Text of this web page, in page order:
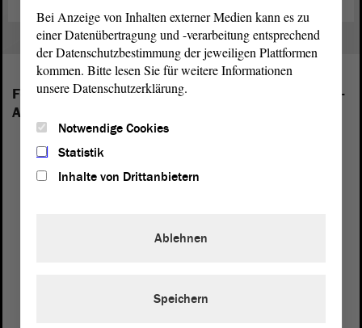
Folgende Fraktionen sind im Landtag von Sachsen-
Anhalt vertreten:
Bei Anzeige von Inhalten externer Medien kann es zu
einer Datenübertragung und -verarbeitung entsprechend
der Datenschutzbestimmung der jeweiligen Plattformen
kommen. Bitte lesen Sie für weitere Informationen
unsere Datenschutzerklärung.
Notwendige Cookies
Statistik
Inhalte von Drittanbietern
Ablehnen
Speichern